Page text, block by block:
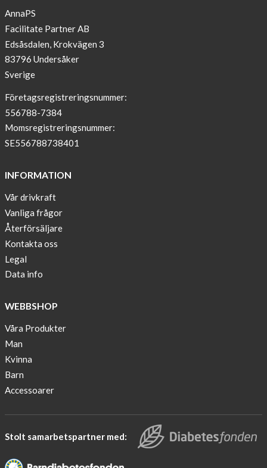
OFFER
!
–
T-
shirt
pockets
and
sleeves
Anna
Sjöberg
nominated
as
one
of
in
Lyfebulb
2016
We
the
against
diabetes.
AnnaPS
Facilitate Partner AB
Edsåsdalen, Krokvägen 3
83796 Undersåker
Sverige
Företagsregistreringsnummer:
556788-7384
Momsregistreringsnummer:
SE556788738401
INFORMATION
Vår drivkraft
Vanliga frågor
Återförsäljare
Kontakta oss
Legal
Data info
WEBBSHOP
Våra Produkter
Man
Kvinna
Barn
Accessoarer
Stolt samarbetspartner med: